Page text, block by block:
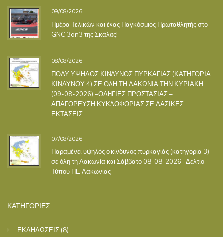
09/08/2026
Ημέρα Τελικών και ένας Παγκόσμιος Πρωταθλητής στο
GNC 3on3 της Σκάλας!
08/08/2026
ΠΟΛΥ ΥΨΗΛΟΣ ΚΙΝΔΥΝΟΣ ΠΥΡΚΑΓΙΑΣ (ΚΑΤΗΓΟΡΙΑ
ΚΙΝΔΥΝΟΥ 4) ΣΕ ΟΛΗ ΤΗ ΛΑΚΩΝΙΑ ΤΗΝ ΚΥΡΙΑΚΗ
(09-08-2026) –ΟΔΗΓΙΕΣ ΠΡΟΣΤΑΣΙΑΣ –
ΑΠΑΓΟΡΕΥΣΗ ΚΥΚΛΟΦΟΡΙΑΣ ΣΕ ΔΑΣΙΚΕΣ
ΕΚΤΑΣΕΙΣ
07/08/2026
Παραμένει υψηλός ο κίνδυνος πυρκαγιάς (κατηγορία 3)
σε όλη τη Λακωνία και Σάββατο 08-08-2026- Δελτίο
Τύπου ΠΕ Λακωνίας
ΚΑΤΗΓΟΡΙΕΣ
ΕΚΔΗΛΩΣΕΙΣ (8)